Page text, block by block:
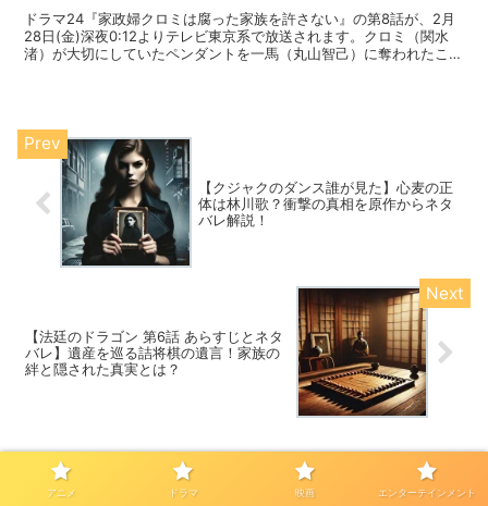
ドラマ24『家政婦クロミは腐った家族を許さない』の第8話が、2月
28日(金)深夜0:12よりテレビ東京系で放送されます。クロミ（関水
渚）が大切にしていたペンダントを一馬（丸山智己）に奪われたこと
【クジャクのダンス誰が見た】心麦の正
体は林川歌？衝撃の真相を原作からネタ
バレ解説！
【法廷のドラゴン 第6話 あらすじとネタ
バレ】遺産を巡る詰将棋の遺言！家族の
絆と隠された真実とは？
コメント
アニメ ドラマ 映画 エンターテインメント